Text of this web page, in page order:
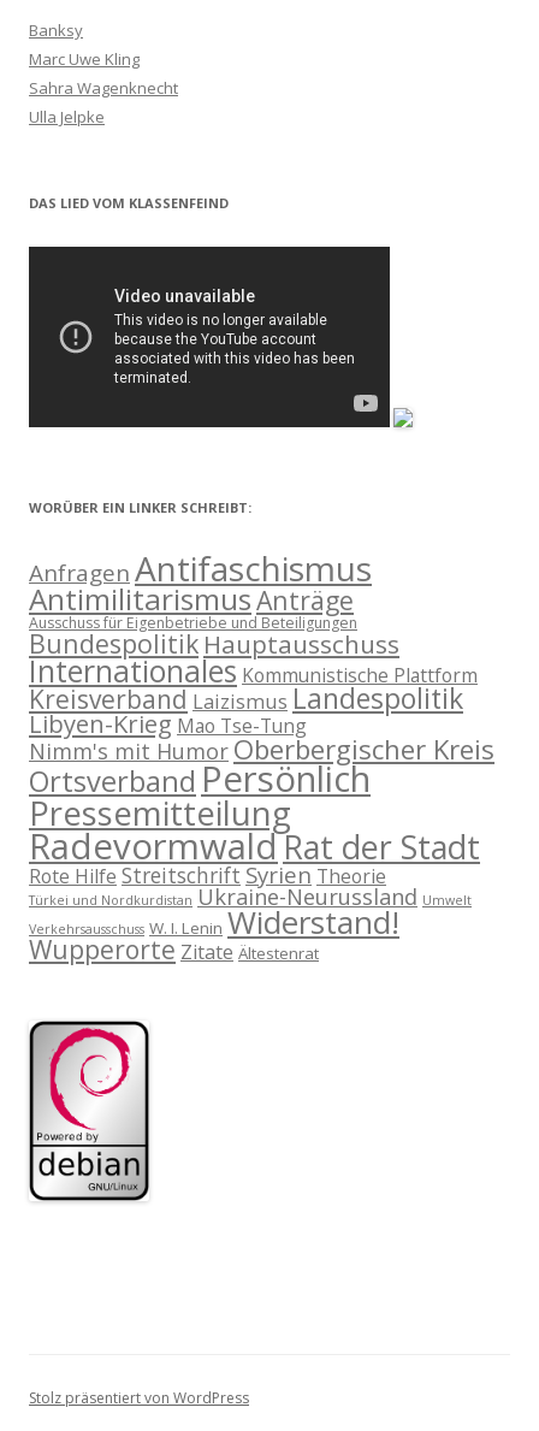
Banksy
Marc Uwe Kling
Sahra Wagenknecht
Ulla Jelpke
DAS LIED VOM KLASSENFEIND
WORÜBER EIN LINKER SCHREIBT:
AnfragenAntifaschismus
AntimilitarismusAnträge
Ausschuss für Eigenbetriebe und Beteiligungen
Bundespolitik Hauptausschuss
Internationales Kommunistische Plattform
Kreisverband Laizismus Landespolitik
Libyen-Krieg Mao Tse-Tung
Nimm's mit Humor Oberbergischer Kreis
OrtsverbandPersönlich
Pressemitteilung
RadevormwaldRat der Stadt
Rote Hilfe Streitschrift Syrien Theorie
Türkei und Nordkurdistan Ukraine-Neurussland Umwelt
Verkehrsausschuss W. I. Lenin Widerstand!
Wupperorte Zitate Ältestenrat
Stolz präsentiert von WordPress